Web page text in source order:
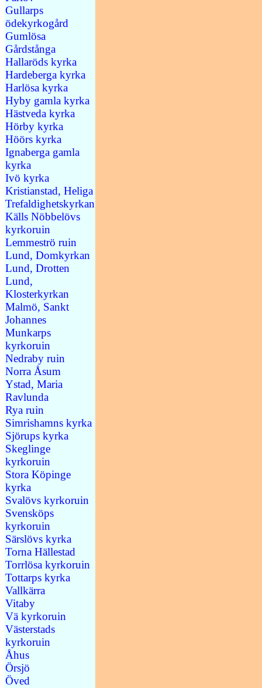
Gullarps
ödekyrkogård
Gumlösa
Gårdstånga
Hallaröds kyrka
Hardeberga kyrka
Harlösa kyrka
Hyby gamla kyrka
Hästveda kyrka
Hörby kyrka
Höörs kyrka
Ignaberga gamla
kyrka
Ivö kyrka
Kristianstad, Heliga
Trefaldighetskyrkan
Källs Nöbbelövs
kyrkoruin
Lemmeströ ruin
Lund, Domkyrkan
Lund, Drotten
Lund,
Klosterkyrkan
Malmö, Sankt
Johannes
Munkarps
kyrkoruin
Nedraby ruin
Norra Åsum
Ystad, Maria
Ravlunda
Rya ruin
Simrishamns kyrka
Sjörups kyrka
Skeglinge
kyrkoruin
Stora Köpinge
kyrka
Svalövs kyrkoruin
Svensköps
kyrkoruin
Särslövs kyrka
Torna Hällestad
Torrlösa kyrkoruin
Tottarps kyrka
Vallkärra
Vitaby
Vä kyrkoruin
Västerstads
kyrkoruin
Åhus
Örsjö
Öved